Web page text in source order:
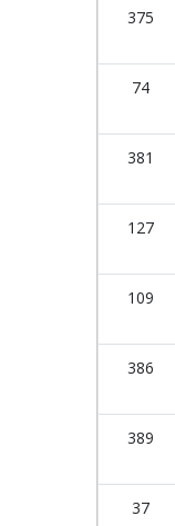
375
74
381
127
109
386
389
37